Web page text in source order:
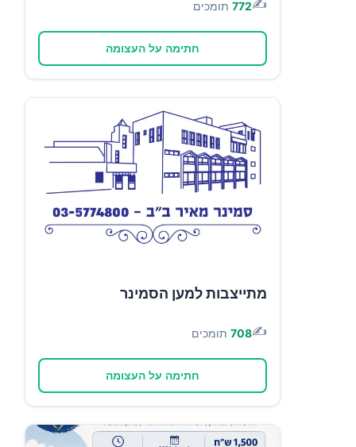
✍️
772 תומכים
חתימה על העצומה
מתייצבות למען הסמינר
✍️
708 תומכים
חתימה על העצומה